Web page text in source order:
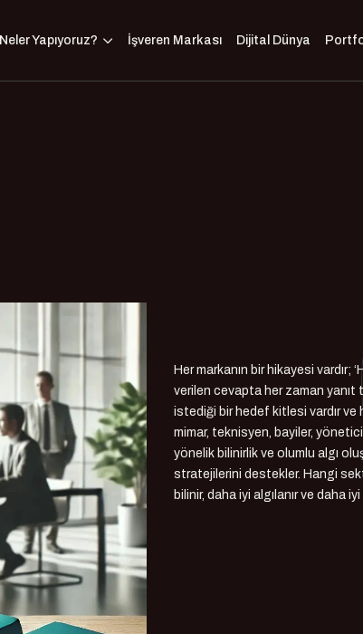
Neler Yapıyoruz? İşveren Markası Dijital Dünya
Her markanın bir hikayesi
verilen cevapta her zaman yanıt
istediği bir hedef kitlesi vardır ve
mimar, teknisyen, bayiler,
yönelik bilinirlik ve olumlu algı
stratejilerini destekler. Hangi
bilinir, daha iyi algılanır ve daha